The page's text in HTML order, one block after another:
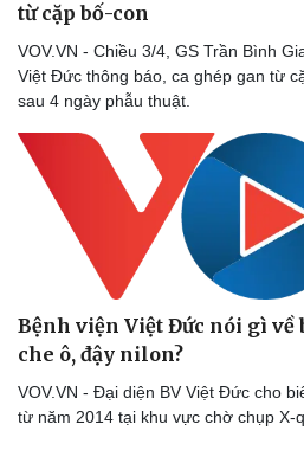
Thể thao
Bóng đá
Lịch thi đấu bóng đá
Ô
từ cặp bố-con
VOV.VN - Chiều 3/4, GS Trần Bình
Việt Đức thông báo, ca ghép gan từ
sau 4 ngày phẫu thuật.
Bệnh viện Việt Đức nói gì về
che ô, đậy nilon?
VOV.VN - Đại diện BV Việt Đức cho
từ năm 2014 tại khu vực chờ chụp X-